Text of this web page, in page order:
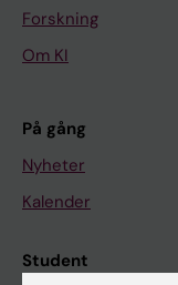
Forskning
Om KI
På gång
Nyheter
Kalender
Student